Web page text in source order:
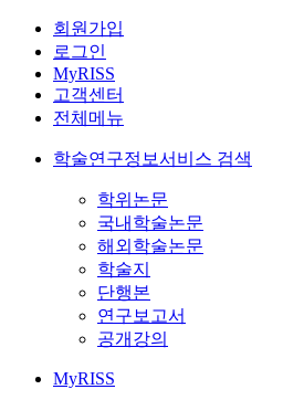
회원가입
로그인
MyRISS
고객센터
전체메뉴
학술연구정보서비스 검색
학위논문
국내학술논문
해외학술논문
학술지
단행본
연구보고서
공개강의
MyRISS